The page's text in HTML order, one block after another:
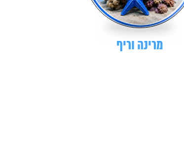
מרינה וריף